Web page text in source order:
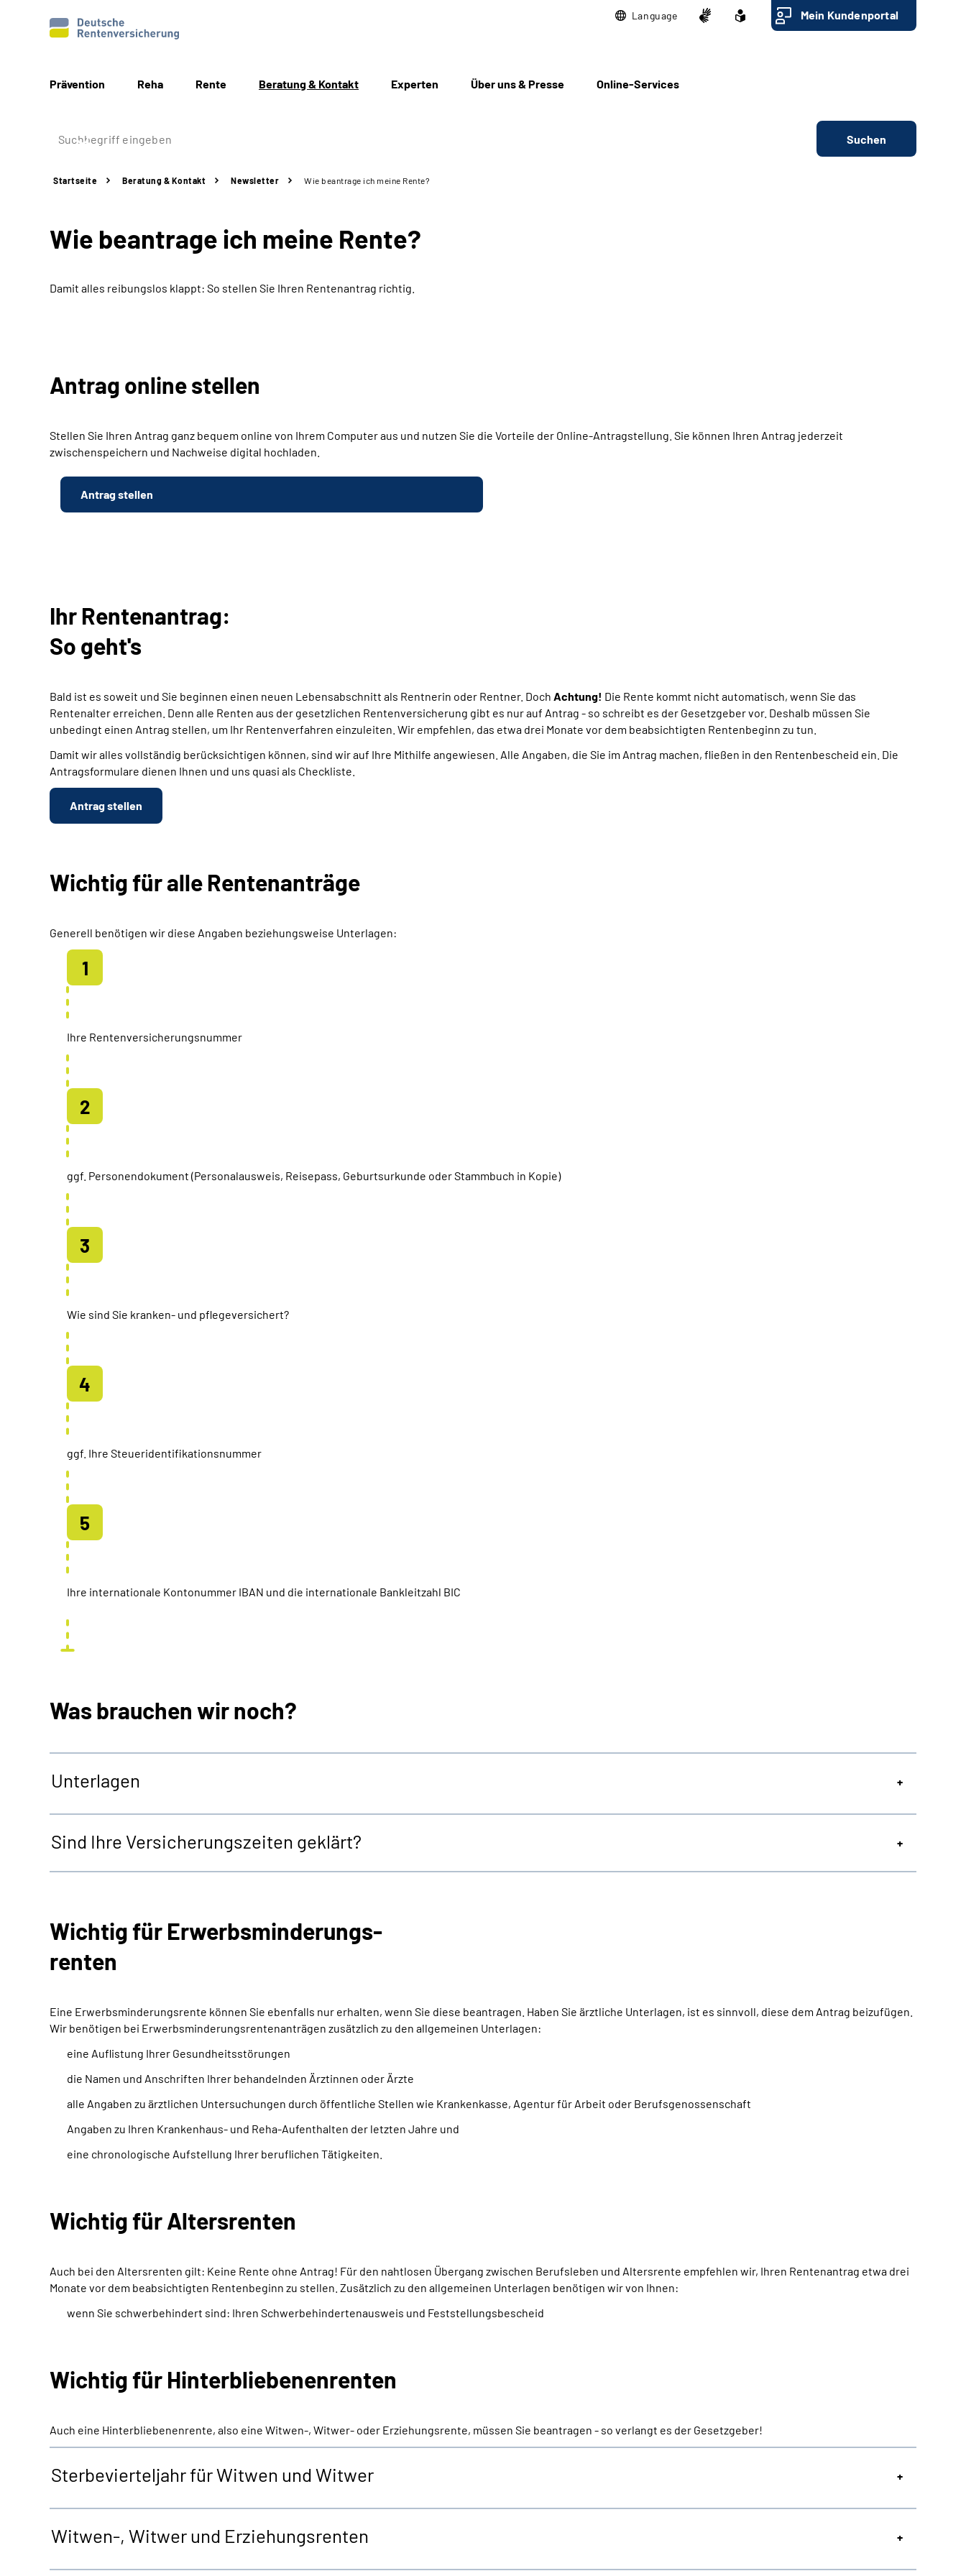
Language Mein Kundenportal
Prävention Reha Rente Beratung & Kontakt Experten Über uns & Presse Online-Services
Suchen
Startseite Beratung & Kontakt Newsletter Wie beantrage ich meine Rente?
Wie beantrage ich meine Rente?
Damit alles reibungslos klappt: So stellen Sie Ihren Rentenantrag richtig.
Antrag online stellen
Stellen Sie Ihren Antrag ganz bequem online von Ihrem Computer aus und nutzen Sie die Vorteile der Online-Antragstellung. Sie können Ihren Antrag jederzeit
zwischenspeichern und Nachweise digital hochladen.
Antrag stellen
Ihr Rentenantrag:
So geht's
Bald ist es soweit und Sie beginnen einen neuen Lebensabschnitt als Rentnerin oder Rentner. Doch Achtung! Die Rente kommt nicht automatisch, wenn Sie das
Rentenalter erreichen. Denn alle Renten aus der gesetzlichen Rentenversicherung gibt es nur auf Antrag - so schreibt es der Gesetzgeber vor. Deshalb müssen Sie
unbedingt einen Antrag stellen, um Ihr Rentenverfahren einzuleiten. Wir empfehlen, das etwa drei Monate vor dem beabsichtigten Rentenbeginn zu tun.
Damit wir alles vollständig berücksichtigen können, sind wir auf Ihre Mithilfe angewiesen. Alle Angaben, die Sie im Antrag machen, fließen in den Rentenbescheid ein. Die
Antragsformulare dienen Ihnen und uns quasi als Checkliste.
Antrag stellen
Wichtig für alle Rentenanträge
Generell benötigen wir diese Angaben beziehungsweise Unterlagen:
Ihre Rentenversicherungsnummer
ggf. Personendokument (Personalausweis, Reisepass, Geburtsurkunde oder Stammbuch in Kopie)
Wie sind Sie kranken- und pflegeversichert?
ggf. Ihre Steueridentifikationsnummer
Ihre internationale Kontonummer IBAN und die internationale Bankleitzahl BIC
Was brauchen wir noch?
Unterlagen
Sind Ihre Versicherungszeiten geklärt?
Wichtig für Erwerbsminderungs-
renten
Eine Erwerbsminderungsrente können Sie ebenfalls nur erhalten, wenn Sie diese beantragen. Haben Sie ärztliche Unterlagen, ist es sinnvoll, diese dem Antrag beizufügen.
Wir benötigen bei Erwerbsminderungsrentenanträgen zusätzlich zu den allgemeinen Unterlagen:
eine Auflistung Ihrer Gesundheitsstörungen
die Namen und Anschriften Ihrer behandelnden Ärztinnen oder Ärzte
alle Angaben zu ärztlichen Untersuchungen durch öffentliche Stellen wie Krankenkasse, Agentur für Arbeit oder Berufsgenossenschaft
Angaben zu Ihren Krankenhaus- und Reha-Aufenthalten der letzten Jahre und
eine chronologische Aufstellung Ihrer beruflichen Tätigkeiten.
Wichtig für Altersrenten
Auch bei den Altersrenten gilt: Keine Rente ohne Antrag! Für den nahtlosen Übergang zwischen Berufsleben und Altersrente empfehlen wir, Ihren Rentenantrag etwa drei
Monate vor dem beabsichtigten Rentenbeginn zu stellen. Zusätzlich zu den allgemeinen Unterlagen benötigen wir von Ihnen:
wenn Sie schwerbehindert sind: Ihren Schwerbehindertenausweis und Feststellungsbescheid
Wichtig für Hinterbliebenenrenten
Auch eine Hinterbliebenenrente, also eine Witwen-, Witwer- oder Erziehungsrente, müssen Sie beantragen - so verlangt es der Gesetzgeber!
Sterbevierteljahr für Witwen und Witwer
Witwen-, Witwer und Erziehungsrenten